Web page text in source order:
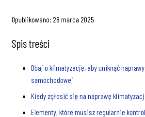
Opublikowano: 28 marca 2025
Spis treści
Dbaj o klimatyzację, aby uniknąć
samochodowej
Kiedy zgłosić się na naprawę
Elementy, które musisz regularnie